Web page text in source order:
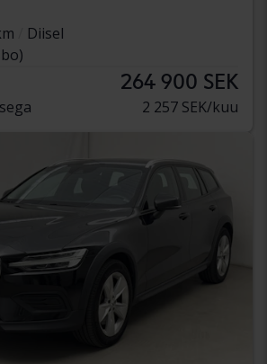
Diisel
264 900 SEK
2 257 SEK/kuu